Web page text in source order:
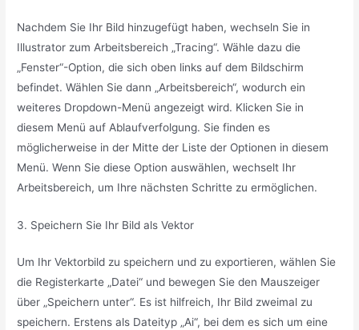
Nachdem Sie Ihr Bild hinzugefügt haben, wechseln Sie in
Illustrator zum Arbeitsbereich „Tracing“. Wähle dazu die
„Fenster“-Option, die sich oben links auf dem Bildschirm
befindet. Wählen Sie dann „Arbeitsbereich“, wodurch ein
weiteres Dropdown-Menü angezeigt wird. Klicken Sie in
diesem Menü auf Ablaufverfolgung. Sie finden es
möglicherweise in der Mitte der Liste der Optionen in diesem
Menü. Wenn Sie diese Option auswählen, wechselt Ihr
Arbeitsbereich, um Ihre nächsten Schritte zu ermöglichen.
3. Speichern Sie Ihr Bild als Vektor
Um Ihr Vektorbild zu speichern und zu exportieren, wählen Sie
die Registerkarte „Datei“ und bewegen Sie den Mauszeiger
über „Speichern unter“. Es ist hilfreich, Ihr Bild zweimal zu
speichern. Erstens als Dateityp „Ai“, bei dem es sich um eine